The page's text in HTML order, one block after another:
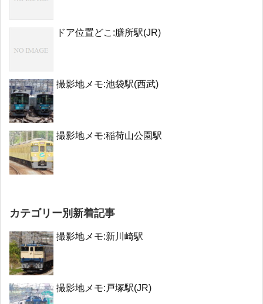
ドア位置どこ:膳所駅(JR)
撮影地メモ:池袋駅(西武)
撮影地メモ:稲荷山公園駅
カテゴリー別新着記事
撮影地メモ:新川崎駅
撮影地メモ:戸塚駅(JR)